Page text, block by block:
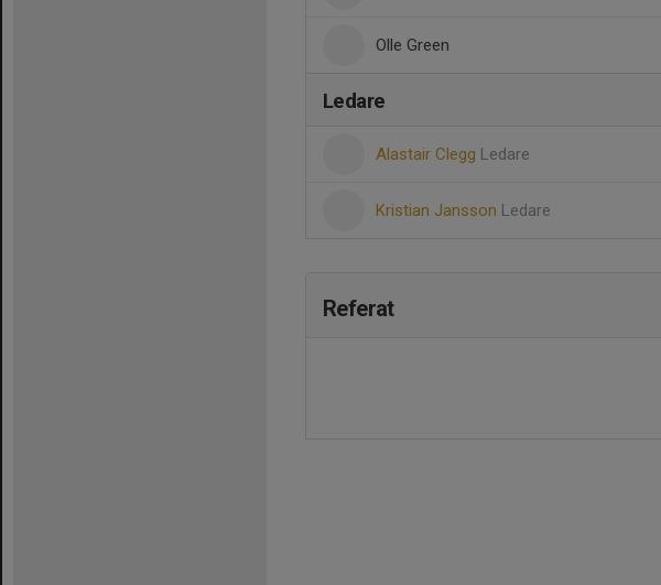
Olle Green
Ledare
Alastair Clegg Ledare
Kristian Jansson Ledare
Referat